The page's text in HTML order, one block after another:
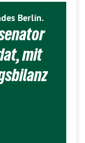
Berlin.
mit